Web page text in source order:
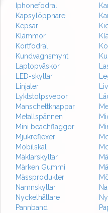
Iphonefodral
Kapsylöppnare
Kepsar
Klämmor
Kortfodral
Kundvagnsmynt
Laptopväskor
LED-skyltar
Linjaler
Lyktstolpsvepor
Manschettknappar
Metallspännen
Mini beachflaggor
Mjukreflexer
Mobilskal
Mäklarskyltar
Märken Gummi
Mässprodukter
Namnskyltar
Nyckelhållare
Pannband